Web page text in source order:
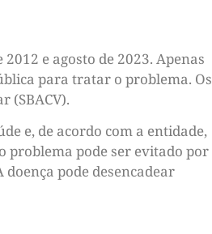
e agosto de 2023. Apenas
para tratar o problema. Os
(SBACV).
e, de acordo com a entidade,
problema pode ser evitado por
pode desencadear